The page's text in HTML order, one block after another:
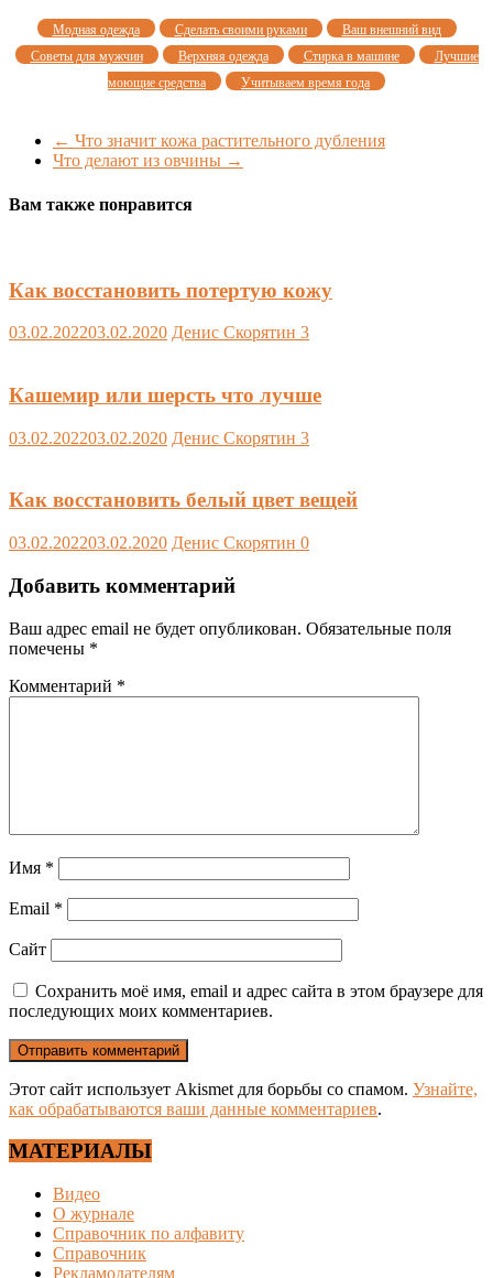
Модная одежда Сделать своими руками
Ваш внешний вид
Советы для мужчин
Верхняя одежда Стирка в машине
Лучшие
моющие средства
Учитываем время года
← Что значит кожа растительного дубления
Что делают из овчины →
Вам также понравится
Как восстановить потертую кожу
03.02.202203.02.2020 Денис Скорятин 3
Кашемир или шерсть что лучше
03.02.202203.02.2020 Денис Скорятин 3
Как восстановить белый цвет вещей
03.02.202203.02.2020 Денис Скорятин 0
Добавить комментарий
Ваш адрес email не будет опубликован. Обязательные поля
помечены *
Комментарий *
Имя *
Email *
Сайт
Сохранить моё имя, email и адрес сайта в этом браузере для
последующих моих комментариев.
Этот сайт использует Akismet для борьбы со спамом. Узнайте,
как обрабатываются ваши данные комментариев.
МАТЕРИАЛЫ
Видео
О журнале
Справочник по алфавиту
Справочник
Рекламодателям